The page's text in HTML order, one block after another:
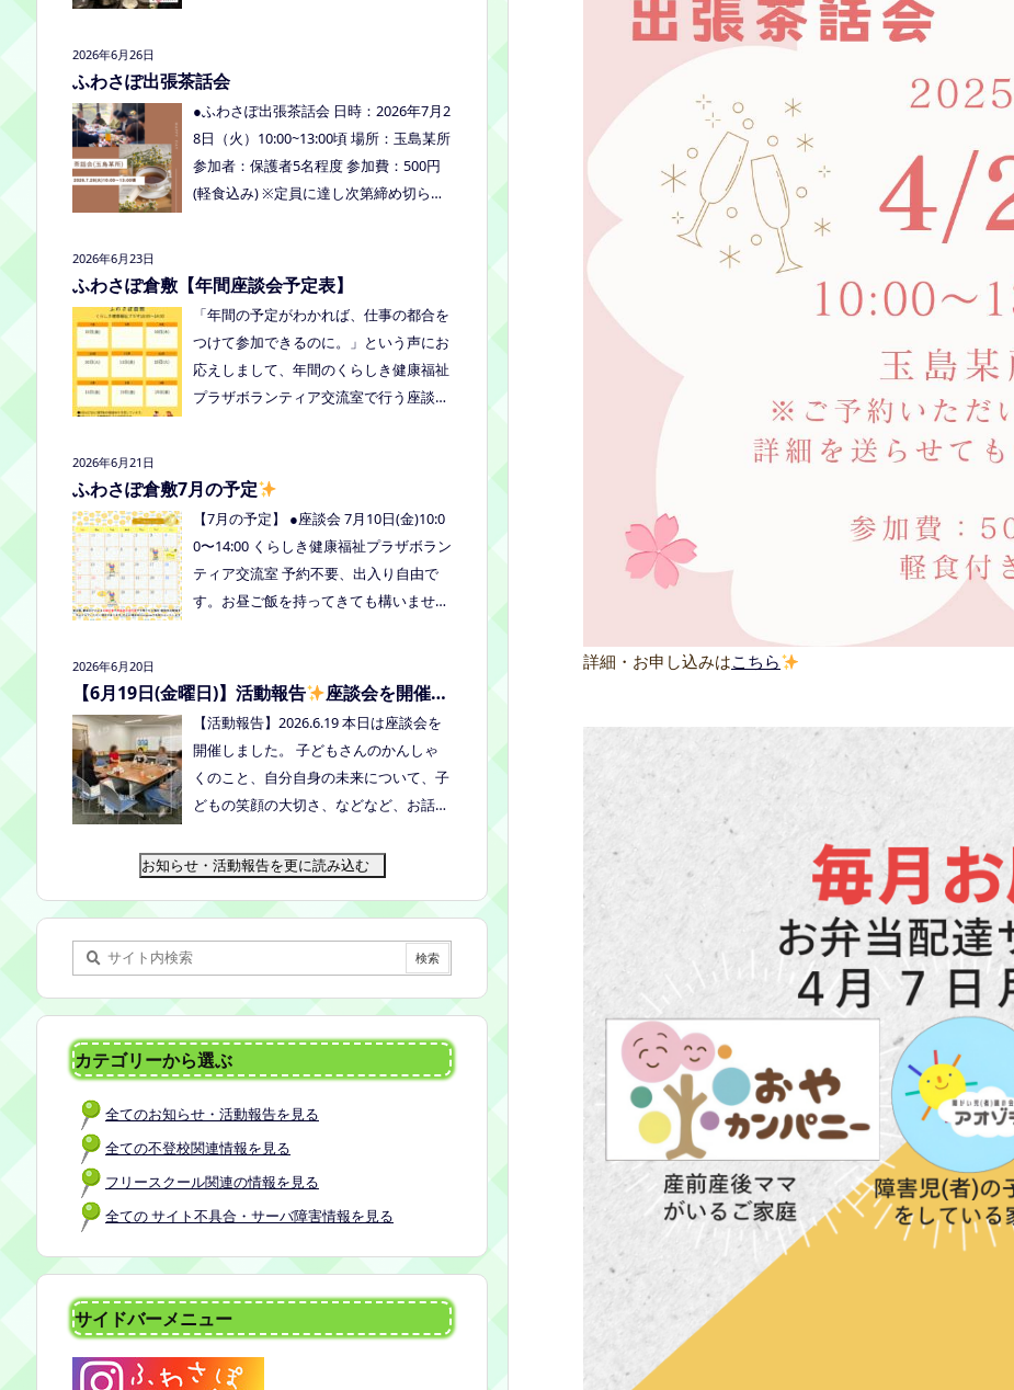
詳細・お申し込みはこちら
土産分もいただき、ありがとうございま
く、ご家族でお話しできたのもよかった
ひお越しください。
2026年6月26日
ふわさぽ出張茶話会
●ふわさぽ出張茶話会 日時：2026年7月2
8日（火）10:00~13:00頃 場所：玉島某所
参加者：保護者5名程度 参加費：500円
(軽食込み) ※定員に達し次第締め切らせ
内容：いつもの座談会とは違う場所でこ
17:00まで お申し込みはこちらをクリッ
クしてお申し込みください。または、公
式LINE、Instagramにメッセージを送っ
2026年6月23日
ふわさぽ倉敷【年間座談会予定表】
「年間の予定がわかれば、仕事の都合を
つけて参加できるのに。」という声にお
応えしまして、年間のくらしき健康福祉
プラザボランティア交流室で行う座談会
ています。 ※予定ですので、変更の場合
2026年6月21日
ふわさぽ倉敷7月の予定
【7月の予定】 ●座談会 7月10日(金)10:0
0〜14:00 くらしき健康福祉プラザボラン
ティア交流室 予約不要、出入り自由で
す。お昼ご飯を持ってきても構いません
談会(北村がゲストスピーカーで参加し
→https://forms.gle/dX64uMjs71WqewA
月28日（火）10:00~13:00頃 場所：玉島
某所 参加者：保護者5名程度 参加費：50
らせていただきます。 ※申し込みをされ
す。 内容：いつもの座談会とは違う場
所でこじんまりとお話をしてお昼の軽食
を食べます。 締め切り：2026年7月24日
https://forms.gle/AG7fezcyC56pCBaLA
2026年6月20日
【6月19日(金曜日)】活動報告
座談会を開催し
ました
【活動報告】2026.6.19 本日は座談会を
開催しました。 子どもさんのかんしゃ
くのこと、自分自身の未来について、子
どもの笑顔の大切さ、などなど、お話し
4:00 くらしき健康福祉プラザボランティ
お知らせ・活動報告を更に読み込む
カテゴリーから選ぶ
全てのお知らせ・活動報告を見る
全ての不登校関連情報を見る
フリースクール関連の情報を見る
全ての サイト不具合・サーバ障害情報を見る
サイドバーメニュー